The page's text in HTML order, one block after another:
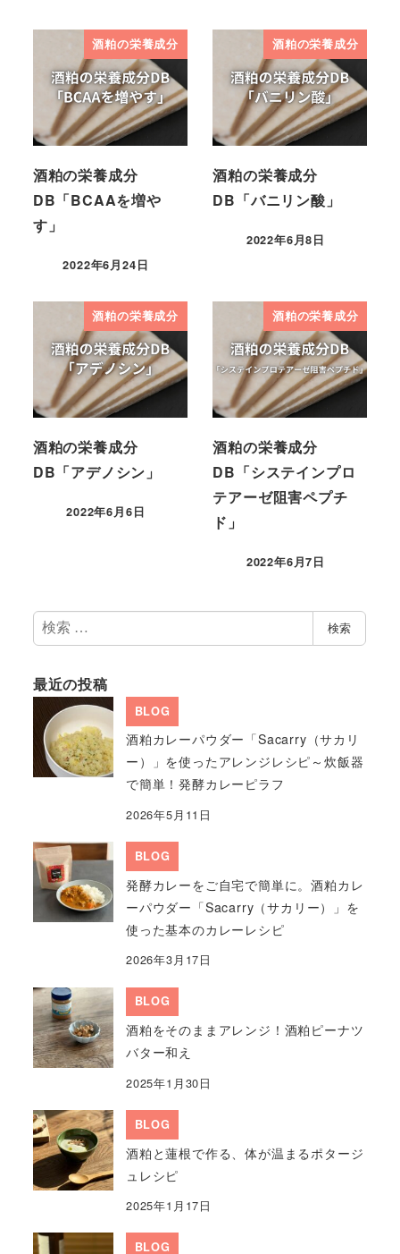
酒粕の栄養成分
酒粕の栄養成分
DB「BCAAを増や
す」
2022年6月24日
酒粕の栄養成分
酒粕の栄養成分
DB「バニリン酸」
2022年6月8日
酒粕の栄養成分
酒粕の栄養成分
DB「アデノシン」
2022年6月6日
酒粕の栄養成分
酒粕の栄養成分
DB「システインプロ
テアーゼ阻害ペプチ
ド」
2022年6月7日
検
索
検索
最近の投稿
BLOG
酒粕カレーパウダー「Sacarry（サカリ
ー）」を使ったアレンジレシピ～炊飯器
で簡単！発酵カレーピラフ
2026年5月11日
BLOG
発酵カレーをご自宅で簡単に。酒粕カレ
ーパウダー「Sacarry（サカリー）」を
使った基本のカレーレシピ
2026年3月17日
BLOG
酒粕をそのままアレンジ！酒粕ピーナツ
バター和え
2025年1月30日
BLOG
酒粕と蓮根で作る、体が温まるポタージ
ュレシピ
2025年1月17日
BLOG